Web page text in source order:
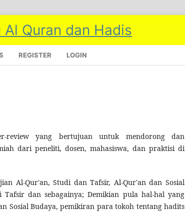
REGISTER LOGIN
yang bertujuan untuk mendorong dan
dari peneliti, dosen, mahasiswa, dan praktisi di
Al-Qur'an, Studi dan Tafsir, Al-Qur'an dan Sosial
dan sebagainya; Demikian pula hal-hal yang
Sosial Budaya, pemikiran para tokoh tentang hadits